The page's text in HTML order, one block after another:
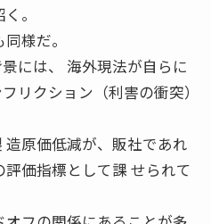
。
様だ。
には、 海外現法が自らに
リクション（利害の衝突）
原価低減が、販社であれ
価指標として課 せられて